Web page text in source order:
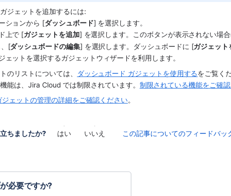
ジェットを追加するには:
ションから [ダッシュボード] を選択します。
上で [ガジェットを追加] を選択します。このボタンが表示されない場
[ダッシュボードの編集] を選択します。ダッシュボードに [ガジェット
ェットを選択するガジェットウィザードを利用します。
のリストについては、
ダッシュボード ガジェットを使用するをご覧く
能は、Jira Cloud では制限されています。 制限されている機能をご確
ジェットの管理の詳細をご確認ください。
ちましたか? はい いいえ この記事についてのフィードバッ
必要ですか?